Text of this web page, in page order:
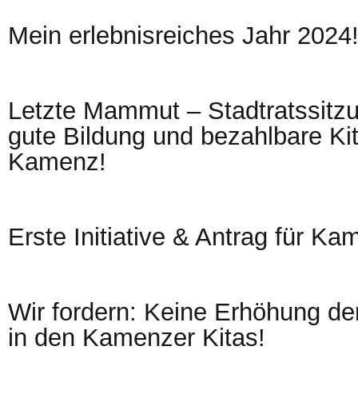
Mein erlebnisreiches Jahr 2024!
Letzte Mammut –
gute Bildung und bezahlbare
Kamenz!
Erste Initiative & Antrag für
Wir fordern: Keine Erhöhung
in den Kamenzer Kitas!